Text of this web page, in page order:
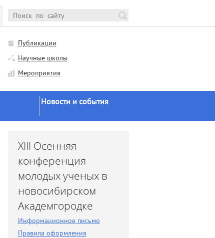
Публикации
Научные школы
Мероприятия
Новости и события
Конференции и семинары
Заседания ученого совета
Заседания диссоветов
Экспертное мнение
XIII Осенняя
конференция
молодых ученых в
новосибирском
Академгородке
Информационное письмо
Правила оформления